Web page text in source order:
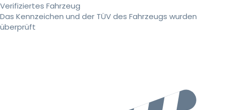
Verifiziertes Fahrzeug
Das Kennzeichen und der TÜV des Fahrzeugs wurden
überprüft